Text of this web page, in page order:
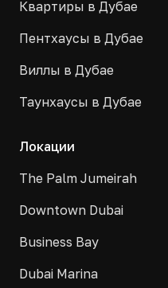
Квартиры в Дубае
Пентхаусы в Дубае
Виллы в Дубае
Таунхаусы в Дубае
Локации
The Palm Jumeirah
Downtown Dubai
Business Bay
Dubai Marina